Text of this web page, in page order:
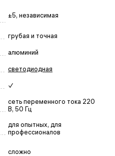
±5, независимая
грубая и точная
алюминий
светодиодная
✓
сеть переменного тока 220
В, 50 Гц
для опытных, для
профессионалов
сложно